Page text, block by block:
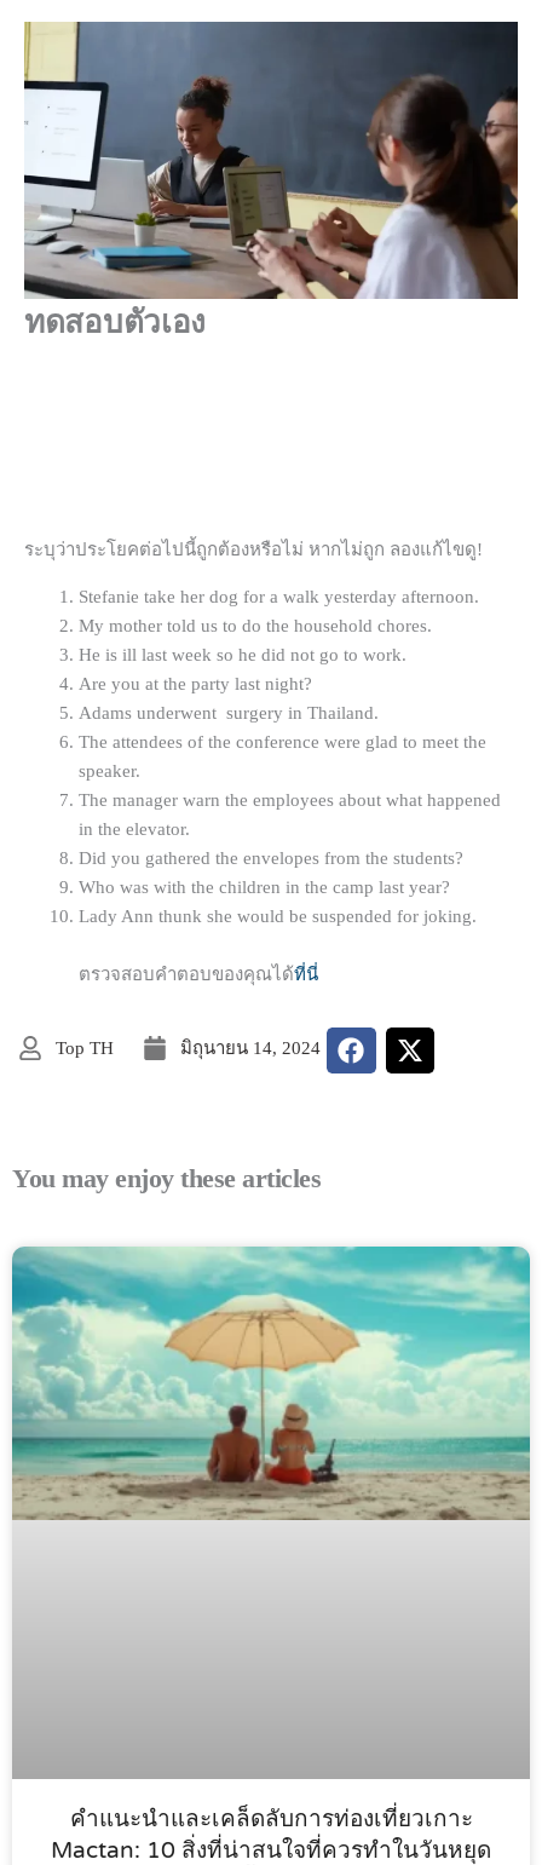
ทดสอบตัวเอง
ระบุว่าประโยคต่อไปนี้ถูกต้องหรือไม่ หากไม่ถูก ลองแก้ไขดู!
Stefanie take her dog for a walk yesterday afternoon.
My mother told us to do the household chores.
He is ill last week so he did not go to work.
Are you at the party last night?
Adams underwent surgery in Thailand.
The attendees of the conference were glad to meet the
speaker.
The manager warn the employees about what happened
in the elevator.
Did you gathered the envelopes from the students?
Who was with the children in the camp last year?
Lady Ann thunk she would be suspended for joking.
ตรวจสอบคำตอบของคุณได้ที่นี่
Top TH มิถุนายน 14, 2024
You may enjoy these articles
คำแนะนำและเคล็ดลับการท่องเที่ยวเกาะ
Mactan: 10 สิ่งที่น่าสนใจที่ควรทำในวันหยุด